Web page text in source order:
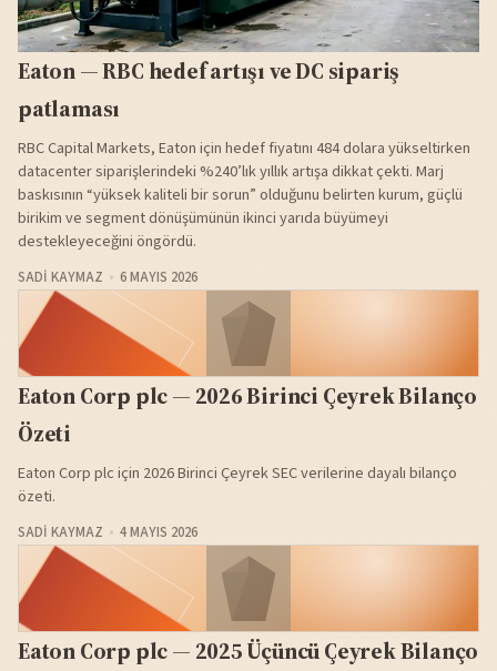
Eaton — RBC hedef artışı ve DC sipariş
patlaması
RBC Capital Markets, Eaton için hedef fiyatını 484 dolara yükseltirken
datacenter siparişlerindeki %240’lık yıllık artışa dikkat çekti. Marj
baskısının “yüksek kaliteli bir sorun” olduğunu belirten kurum, güçlü
birikim ve segment dönüşümünün ikinci yarıda büyümeyi
destekleyeceğini öngördü.
SADI KAYMAZ 6 MAYIS 2026
Eaton Corp plc — 2026 Birinci Çeyrek Bilanço
Özeti
Eaton Corp plc için 2026 Birinci Çeyrek SEC verilerine dayalı bilanço
özeti.
SADI KAYMAZ 4 MAYIS 2026
Eaton Corp plc — 2025 Üçüncü Çeyrek Bilanço